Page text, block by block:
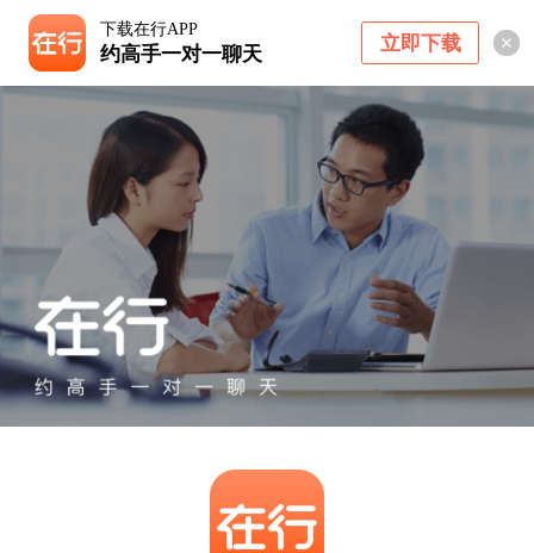
下载在行APP
约高手一对一聊天 立即下载